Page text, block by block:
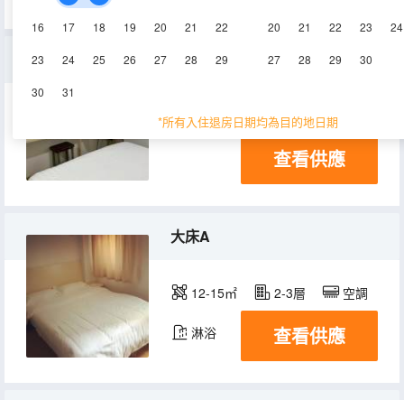
16 17 18 19 20 21 22
23 24 25 26 27 28 29
30 31
20 21 22 23 24
27 28 29 30
*所有入住退房日期均為目的地日期
經濟房
16㎡ 空調 淋浴
查看供應
大床A
12-15㎡ 2-3層 空調
淋浴 查看供應